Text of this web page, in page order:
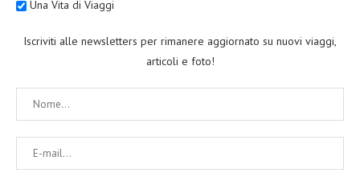
Una Vita di Viaggi
Iscriviti alle newsletters per rimanere aggiornato su nuovi viaggi,
articoli e foto!